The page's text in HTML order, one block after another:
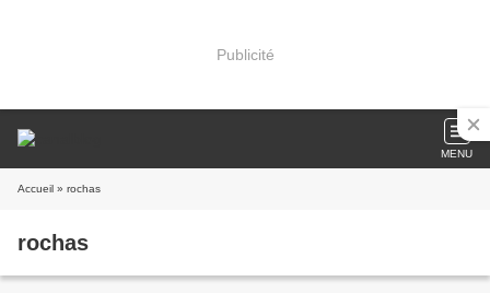
Publicité
MENU
Accueil » rochas
rochas